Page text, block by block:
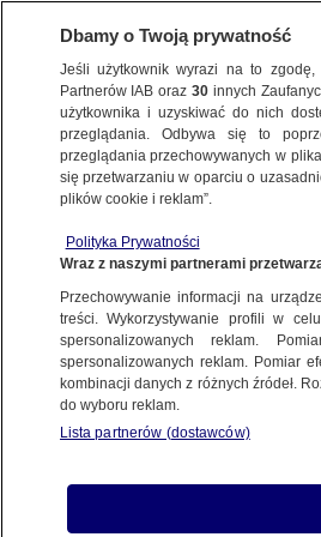
BIZNES
Z KRAJU
i zmowę przy praniu
przepisy
12.02.2016, 11:13
Udostępnij
Dbamy o Twoją prywatność
Jeśli użytkownik wyrazi na to
Partnerów IAB oraz30 innych
użytkownika i uzyskiwać do nich
przeglądania. Odbywa się to
przeglądania przechowywanych w
się przetwarzaniu w oparciu o
plików cookie i reklam”.
Polityka Prywatności
Wraz z naszymi partnerami
Przechowywanie informacji na
treści. Wykorzystywanie profili w
spersonalizowanych reklam.
spersonalizowanych reklam. Pomiar
kombinacji danych z różnych źródeł.
do wyboru reklam.
Lista partnerów (dostawców)